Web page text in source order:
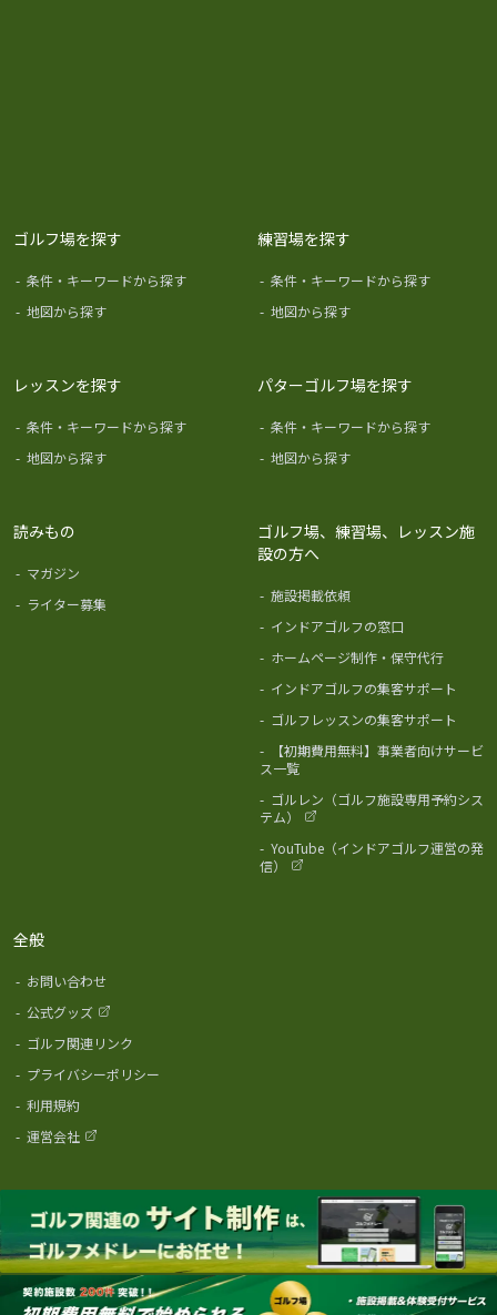
ゴルフ場を探す
- 条件・キーワードから探す
- 地図から探す
練習場を探す
- 条件・キーワードから探す
- 地図から探す
レッスンを探す
- 条件・キーワードから探す
- 地図から探す
パターゴルフ場を探す
- 条件・キーワードから探す
- 地図から探す
読みもの
- マガジン
- ライター募集
ゴルフ場、練習場、レッスン施
設の方へ
- 施設掲載依頼
- インドアゴルフの窓口
- ホームページ制作・保守代行
- インドアゴルフの集客サポート
- ゴルフレッスンの集客サポート
-
【初期費用無料】事業者向けサービ
ス一覧
- ゴルレン（ゴルフ施設専用予約シス
テム）
- YouTube（インドアゴルフ運営の発
信）
全般
- お問い合わせ
- 公式グッズ
- ゴルフ関連リンク
- プライバシーポリシー
- 利用規約
- 運営会社